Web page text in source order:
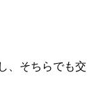
、そちらでも交